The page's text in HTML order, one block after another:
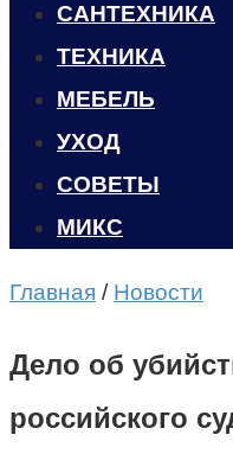
САНТЕХНИКА
ТЕХНИКА
МЕБЕЛЬ
УХОД
CОВЕТЫ
МИКС
Главная / Новости
Дело об
российского